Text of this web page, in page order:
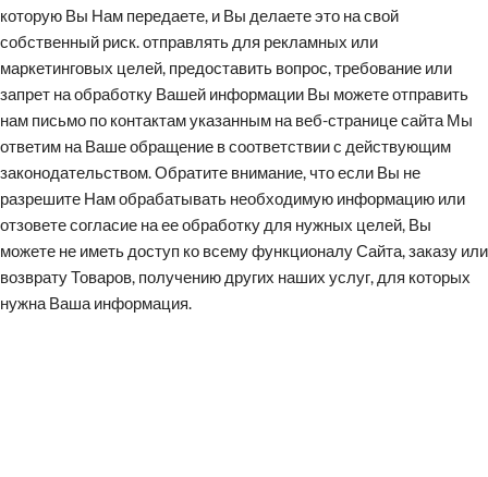
которую Вы Нам передаете, и Вы делаете это на свой
собственный риск. отправлять для рекламных или
маркетинговых целей, предоставить вопрос, требование или
запрет на обработку Вашей информации Вы можете отправить
нам письмо по контактам указанным на веб-странице сайта Мы
ответим на Ваше обращение в соответствии с действующим
законодательством. Обратите внимание, что если Вы не
разрешите Нам обрабатывать необходимую информацию или
отзовете согласие на ее обработку для нужных целей, Вы
можете не иметь доступ ко всему функционалу Сайта, заказу или
возврату Товаров, получению других наших услуг, для которых
нужна Ваша информация.